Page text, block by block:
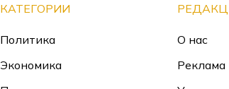
КАТЕГОРИИ
Политика
Экономика
О нас
Реклама